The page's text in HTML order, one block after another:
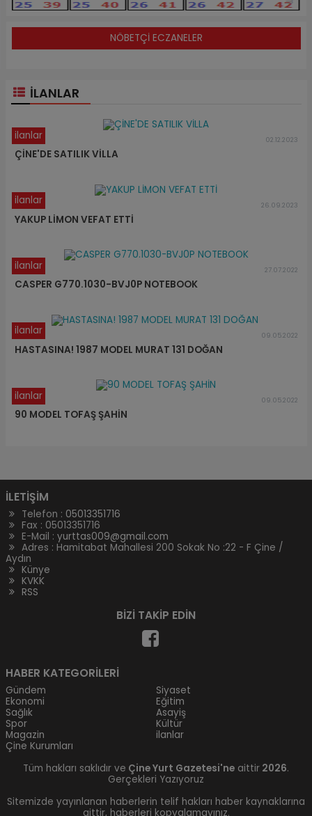
NÖBETÇİ ECZANELER
ILANLAR
02.12.2023
ÇİNE'DE SATILIK VİLLA
ilanlar
26.09.2023
YAKUP LİMON VEFAT ETTİ
ilanlar
27.07.2022
CASPER G770.1030-BVJ0P NOTEBOOK
ilanlar
09.05.2022
HASTASINA! 1987 MODEL MURAT 131 DOĞAN
ilanlar
09.05.2022
90 MODEL TOFAŞ ŞAHİN
ilanlar
İLETİŞİM
Telefon : 05013351716
Fax : 05013351716
E-Mail : yurttas009@gmail.com
Adres : Hamitabat Mahallesi 200 Sokak No :22 - F Çine /
Aydın
Künye
KVKK
RSS
BİZİ TAKİP EDİN
HABER KATEGORİLERİ
Gündem
Siyaset
Ekonomi
Eğitim
Sağlık
Asayiş
Spor
Kültür
Magazin
ilanlar
Çine Kurumları
Tüm hakları saklıdır ve Çine Yurt Gazetesi'ne aittir 2026.
Gerçekleri Yazıyoruz
Sitemizde yayınlanan haberlerin telif hakları haber kaynaklarına
aittir, haberleri kopyalamayınız.